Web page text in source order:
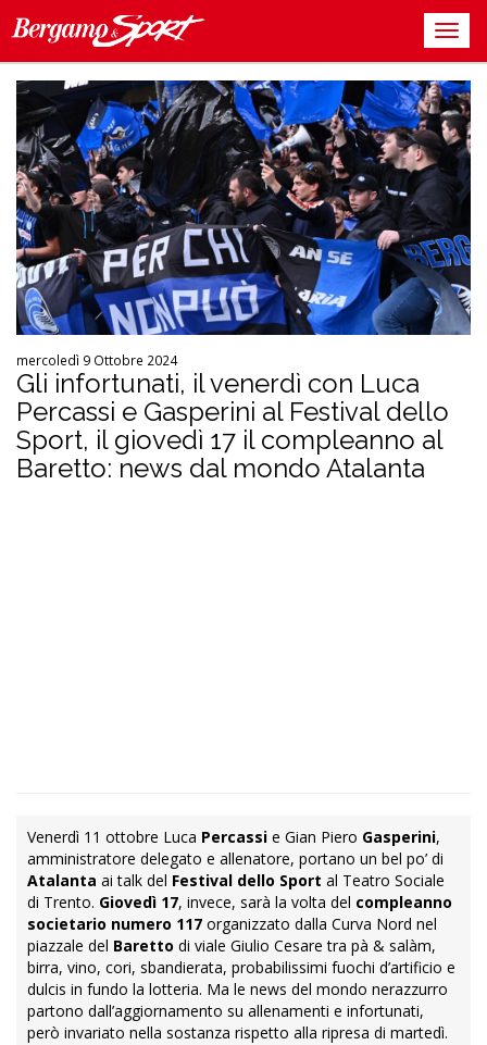
mercoledì 9 Ottobre 2024
Gli infortunati, il venerdì con Luca
Percassi e Gasperini al Festival dello
Sport, il giovedì 17 il compleanno al
Baretto: news dal mondo Atalanta
Venerdì 11 ottobre Luca Percassi e Gian Piero Gasperini,
amministratore delegato e allenatore, portano un bel po’ di
Atalanta ai talk del Festival dello Sport al Teatro Sociale
di Trento. Giovedì 17, invece, sarà la volta del compleanno
societario numero 117 organizzato dalla Curva Nord nel
piazzale del Baretto di viale Giulio Cesare tra pà & salàm,
birra, vino, cori, sbandierata, probabilissimi fuochi d’artificio e
dulcis in fundo la lotteria. Ma le news del mondo nerazzurro
partono dall’aggiornamento su allenamenti e infortunati,
però invariato nella sostanza rispetto alla ripresa di martedì.